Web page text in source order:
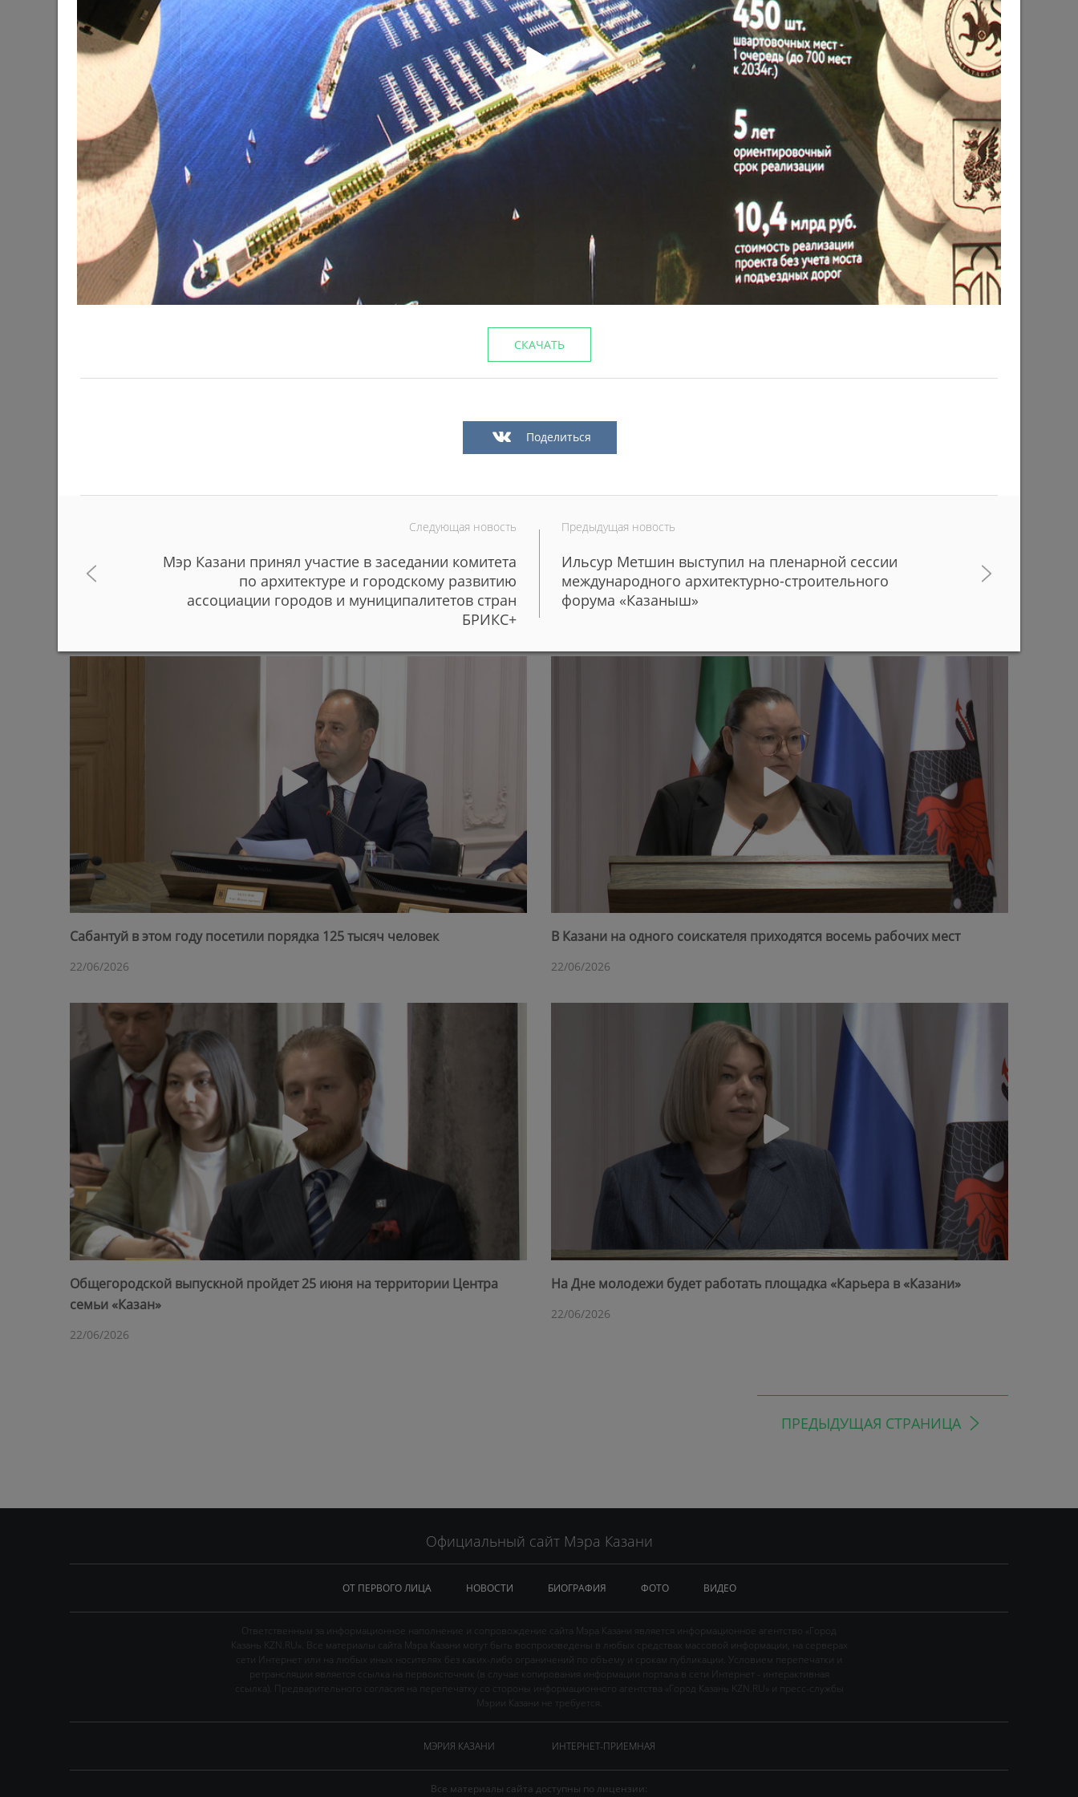
Готовность первой очереди третьего этапа благоустройства
набережной озера Нижний Кабан достигла 65%
29/06/2026
Этим летом в парке им.Горького пройдут фестивали этнической
29/06/2026
В Казанском зооботсаде за полгода родились более 50 редких
Более 100 молодых поваров с начала учебного года придут работать в
школы и детские сады Казани
Сабантуй в этом году посетили порядка 125 тысяч человек
22/06/2026
В Казани на одного соискателя приходятся восемь рабочих мест
22/06/2026
Общегородской выпускной пройдет 25 июня на территории Центра
семьи «Казан»
22/06/2026
На Дне молодежи будет работать площадка «Карьера в «Казани»
22/06/2026
ПРЕДЫДУЩАЯ СТРАНИЦА
СКАЧАТЬ
Поделиться
Следующая новость
Мэр Казани принял участие в заседании комитета
по архитектуре и городскому развитию
ассоциации городов и муниципалитетов стран
БРИКС+
Предыдущая новость
Ильсур Метшин выступил на пленарной сессии
международного архитектурно-строительного
форума «Казаныш»
Официальный сайт Мэра Казани
ОТ ПЕРВОГО ЛИЦА НОВОСТИ БИОГРАФИЯ ФОТО ВИДЕО
Ответственным за информационное наполнение и сопровождение сайта Мэра Казани является информационное агентство «Город
Казань KZN.RU». Все материалы сайта Мэра Казани могут быть воспроизведены в любых средствах массовой информации, на серверах
сети Интернет или на любых иных носителях без каких-либо ограничений по объему и срокам публикации. Условием перепечатки и
ретрансляции является ссылка на первоисточник (в случае копирования информации портала в сети Интернет - интерактивная
ссылка). Предварительного согласия на перепечатку со стороны информационного агентства «Город Казань KZN.RU» и пресс-службы
Мэрии Казани не требуется.
МЭРИЯ КАЗАНИ ИНТЕРНЕТ-ПРИЕМНАЯ
Все материалы сайта доступны по лицензии: